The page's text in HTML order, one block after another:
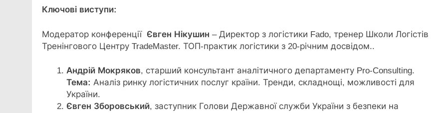
Ключові виступи:
Модератор конференції Євген Нікушин – Директор з логістики Fado, тренер Школи Логістів
Тренінгового Центру TradeMaster. ТОП-практик логістики з 20-річним досвідом..
Андрій Мокряков, старший консультант аналітичного департаменту Pro-Consulting.
Тема: Аналіз ринку логістичних послуг країни. Тренди, складнощі, можливості для
України.
Євген Зборовський, заступник Голови Державної служби України з безпеки на